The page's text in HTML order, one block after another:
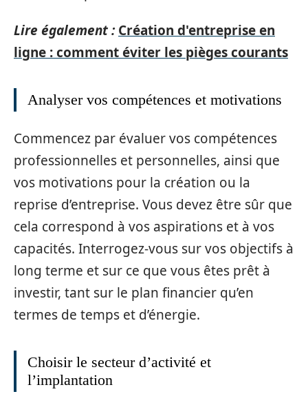
Lire également : Création d'entreprise en
ligne : comment éviter les pièges courants
Analyser vos compétences et motivations
Commencez par évaluer vos compétences
professionnelles et personnelles, ainsi que
vos motivations pour la création ou la
reprise d’entreprise. Vous devez être sûr que
cela correspond à vos aspirations et à vos
capacités. Interrogez-vous sur vos objectifs à
long terme et sur ce que vous êtes prêt à
investir, tant sur le plan financier qu’en
termes de temps et d’énergie.
Choisir le secteur d’activité et
l’implantation